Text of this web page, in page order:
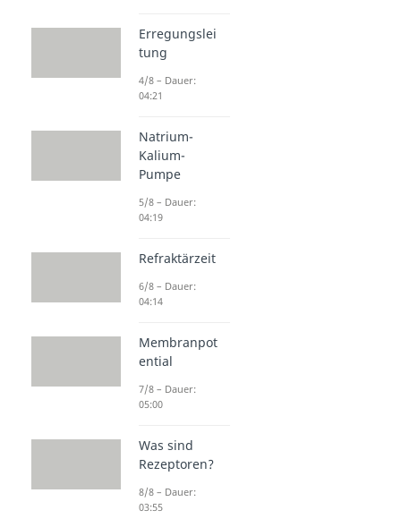
Erregungslei
tung
4/8 – Dauer:
04:21
Natrium-
Kalium-
Pumpe
5/8 – Dauer:
04:19
Refraktärzeit
6/8 – Dauer:
04:14
Membranpot
ential
7/8 – Dauer:
05:00
Was sind
Rezeptoren?
8/8 – Dauer:
03:55